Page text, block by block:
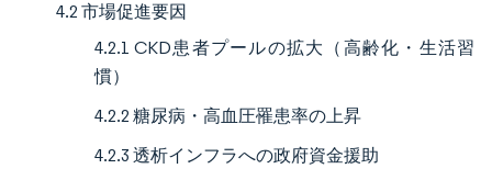
4.2 市場促進要因
4.2.1 CKD患者プールの拡大（高齢化・生活習
慣）
4.2.2 糖尿病・高血圧罹患率の上昇
4.2.3 透析インフラへの政府資金援助